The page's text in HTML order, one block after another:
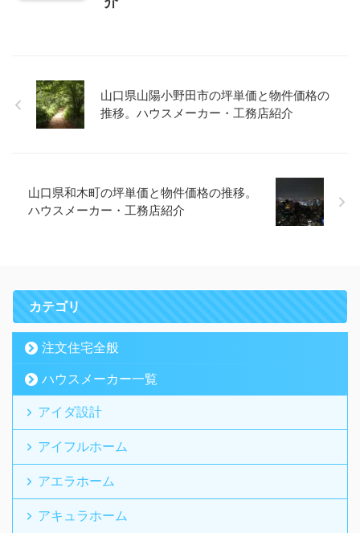
山口県山陽小野田市の坪単価と物件価格の
推移。ハウスメーカー・工務店紹介
山口県和木町の坪単価と物件価格の推移。
ハウスメーカー・工務店紹介
カテゴリ
注文住宅全般
ハウスメーカー一覧
アイダ設計
アイフルホーム
アエラホーム
アキュラホーム